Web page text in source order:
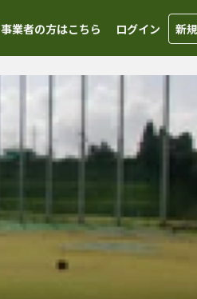
事業者の方はこちら ログイン 新